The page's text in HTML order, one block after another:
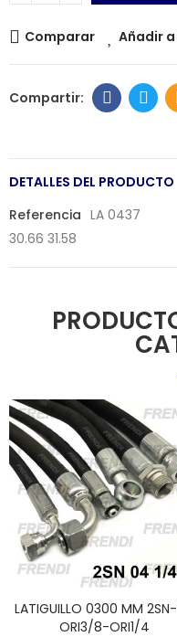
Comparar Añadir
DETALLES DEL PRODUCTO
Referencia LA 0437
30.66 31.58
LATIGUILLO 0300 MM
ORI3/8-ORI1/4